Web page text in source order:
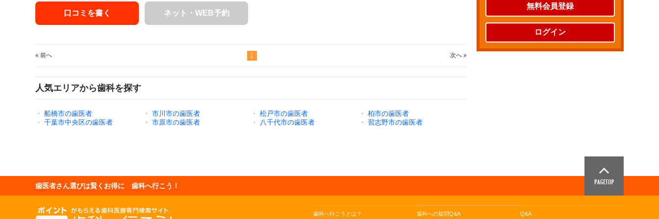
口コミを書く ネット・WEB予約
« 前へ 1 次へ »
人気エリアから歯科を探す
・ 船橋市の歯医者 ・ 市川市の歯医者 ・ 松戸市の歯医者 ・
柏市の歯医者
・
千葉市中央区の歯医者 ・ 市原市の歯医者 ・ 八千代市の歯医者 ・ 習志野市の歯医者
無料会員登録
ログイン
歯医者さん選びは賢くお得に 歯科へ行こう！
歯科へ行こうとは？ 歯科への疑問Q&A Q&A